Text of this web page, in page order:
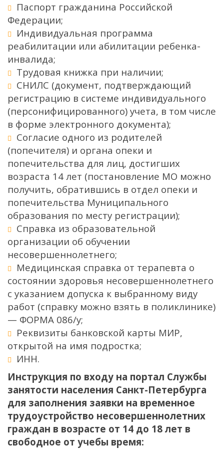
Паспорт гражданина Российской
Федерации;
Индивидуальная программа
реабилитации или абилитации ребенка-
инвалида;
Трудовая книжка при наличии;
СНИЛС (документ, подтверждающий
регистрацию в системе индивидуального
(персонифицированного) учета, в том числе
в форме электронного документа);
Согласие одного из родителей
(попечителя) и органа опеки и
попечительства для лиц, достигших
возраста 14 лет (постановление МО можно
получить, обратившись в отдел опеки и
попечительства Муниципального
образования по месту регистрации);
Справка из образовательной
организации об обучении
несовершеннолетнего;
Медицинская справка от терапевта о
состоянии здоровья несовершеннолетнего
с указанием допуска к выбранному виду
работ (справку можно взять в поликлинике)
— ФОРМА 086/у;
Реквизиты банковской карты МИР,
открытой на имя подростка;
ИНН.
Инструкция по входу на портал Службы
занятости населения Санкт-Петербурга
для заполнения заявки на временное
трудоустройство несовершеннолетних
граждан в возрасте от 14 до 18 лет в
свободное от учебы время: